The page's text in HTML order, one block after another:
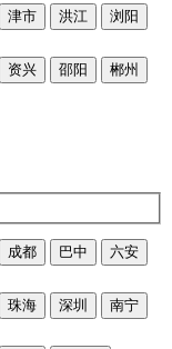
津市 洪江 浏阳
资兴 邵阳 郴州
成都 巴中 六安
珠海 深圳 南宁